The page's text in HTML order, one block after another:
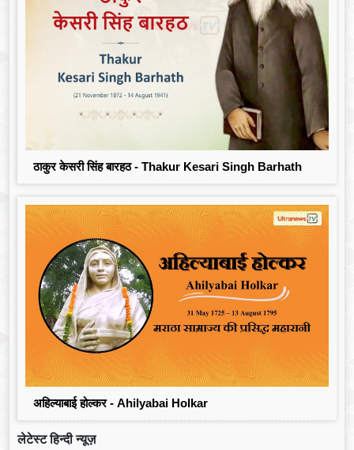
ठाकुर केसरी सिंह बारहठ - Thakur Kesari Singh Barhath
अहिल्याबाई होल्कर - Ahilyabai Holkar
लेटेस्ट हिन्दी न्यूज़